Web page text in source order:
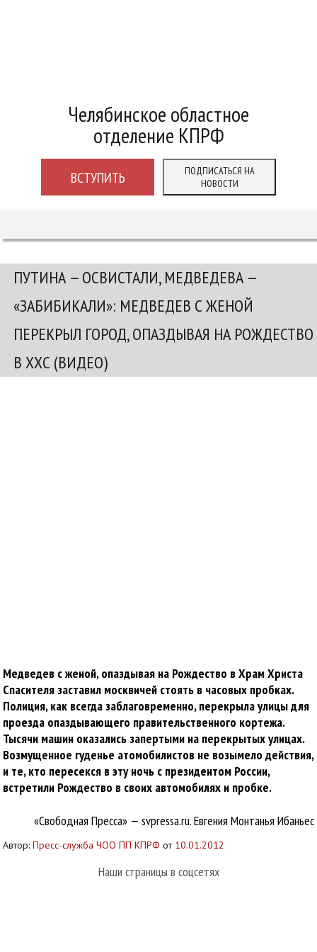
Челябинское областное
отделение КПРФ
ВСТУПИТЬ
ПОДПИСАТЬСЯ НА
НОВОСТИ
ПУТИНА — ОСВИСТАЛИ, МЕДВЕДЕВА —
«ЗАБИБИКАЛИ»: МЕДВЕДЕВ С ЖЕНОЙ
ПЕРЕКРЫЛ ГОРОД, ОПАЗДЫВАЯ НА РОЖДЕСТВО
В ХХС (ВИДЕО)
Медведев с женой, опаздывая на Рождество в Храм Христа
Спасителя заставил москвичей стоять в часовых пробках.
Полиция, как всегда заблаговременно, перекрыла улицы для
проезда опаздывающего правительственного кортежа.
Тысячи машин оказались запертыми на перекрытых улицах.
Возмущенное гуденье атомобилистов не возымело действия,
и те, кто пересекся в эту ночь с президентом России,
встретили Рождество в своих автомобилях и пробке.
«Свободная Пресса» — svpressa.ru. Евгения Монтанья Ибаньес
Автор:Пресс-служба ЧОО ПП КПРФ от 10.01.2012
Наши страницы в соцсетях